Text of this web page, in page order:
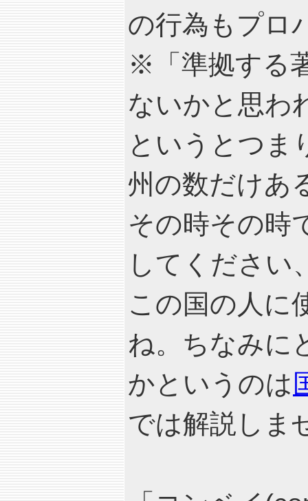
の行為もプロ
※「準拠する
ないかと思わ
というとつま
州の数だけあ
その時その時
してください
この国の人に
ね。ちなみに
かというのは
では解説しま